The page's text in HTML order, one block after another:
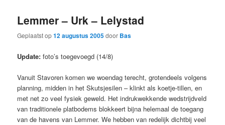
Lemmer – Urk – Lelystad
Geplaatst op12 augustus 2005door Bas
Update: foto’s toegevoegd (14/8)
Vanuit Stavoren komen we woendag terecht, grotendeels volgens
planning, midden in het Skutsjesilen – klinkt als koetje-tillen, en
met net zo veel fysiek geweld. Het indrukwekkende wedstrijdveld
van traditionele platbodems blokkeert bijna helemaal de toegang
van de havens van Lemmer. We hebben van redelijk dichtbij veel